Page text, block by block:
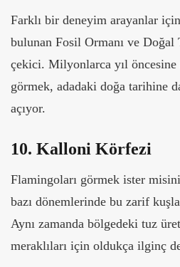
Farklı bir deneyim arayanlar
bulunan Fosil Ormanı ve
çekici. Milyonlarca yıl öncesine
görmek, adadaki doğa tarihine
açıyor.
10. Kalloni Körfezi
Flamingoları görmek ister
bazı dönemlerinde bu zarif
Aynı zamanda bölgedeki tuz
meraklıları için oldukça ilginç